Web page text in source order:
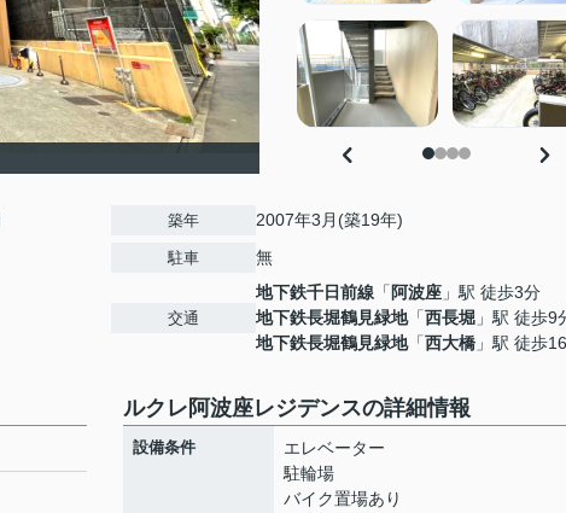
築年 2007年3月(築19年)
駐車 無
交通
地下鉄千日前線 「 阿波座 」駅 徒歩3分
地下鉄長堀鶴見緑地「西長堀 」駅 徒歩9
地下鉄長堀鶴見緑地「西大橋 」駅 徒歩
ルクレ阿波座レジデンスの詳細情報
設備条件
エレベーター
駐輪場
バイク置場あり